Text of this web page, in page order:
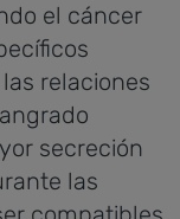
el cáncer
relaciones
secreción
las